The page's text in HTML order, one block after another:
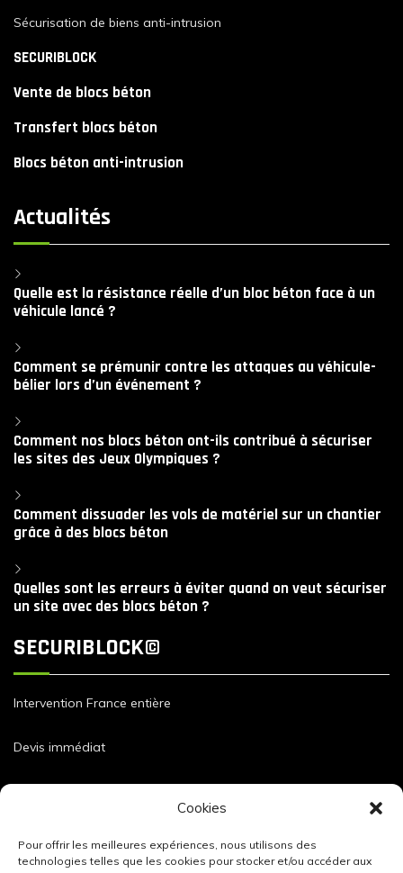
Cookies
Pour offrir les meilleures expériences, nous utilisons des
technologies telles que les cookies pour stocker et/ou accéder aux
Sécurisation de biens anti-intrusion
SECURIBLOCK
Vente de blocs béton
Transfert blocs béton
Blocs béton anti-intrusion
Actualités
Quelle est la résistance réelle d’un bloc béton face à un
véhicule lancé ?
Comment se prémunir contre les attaques au véhicule-
bélier lors d’un événement ?
Comment nos blocs béton ont-ils contribué à sécuriser
les sites des Jeux Olympiques ?
Comment dissuader les vols de matériel sur un chantier
grâce à des blocs béton
Quelles sont les erreurs à éviter quand on veut sécuriser
un site avec des blocs béton ?
SECURIBLOCK©
Intervention France entière
Devis immédiat
Dimensions et caractéristiques de nos blocs